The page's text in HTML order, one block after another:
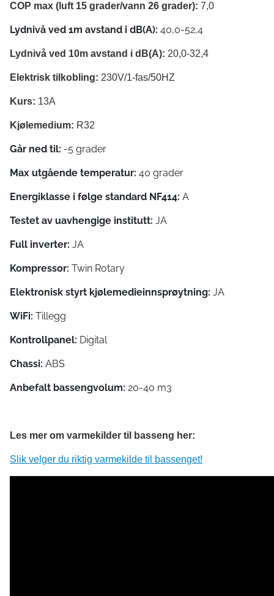
COP max (luft 15 grader/vann 26 grader): 7,0
Lydnivå ved 1m avstand i dB(A): 40,0-52,4
Lydnivå ved 10m avstand i dB(A): 20,0-32,4
Elektrisk tilkobling: 230V/1-fas/50HZ
Kurs: 13A
Kjølemedium: R32
Går ned til: -5 grader
Max utgående temperatur: 40 grader
Energiklasse i følge standard NF414: A
Testet av uavhengige institutt: JA
Full inverter: JA
Kompressor: Twin Rotary
Elektronisk styrt kjølemedieinnsprøytning: JA
WiFi: Tillegg
Kontrollpanel: Digital
Chassi: ABS
Anbefalt bassengvolum: 20-40 m3
Les mer om varmekilder til basseng her:
Slik velger du riktig varmekilde til bassenget!